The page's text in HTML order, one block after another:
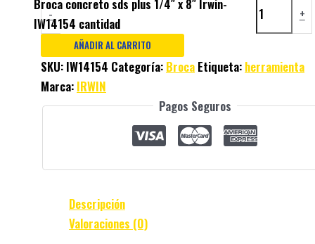
-
Broca concreto sds plus 1/4″ x 8″ Irwin-
IW14154 cantidad
+
AÑADIR AL CARRITO
SKU: IW14154 Categoría: Broca Etiqueta: herramienta
Marca: IRWIN
Pagos Seguros
Descripción
Valoraciones (0)